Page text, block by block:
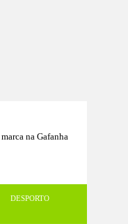
na Gafanha
DESPORTO